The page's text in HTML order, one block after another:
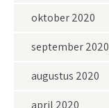
oktober 2020
september 2020
augustus 2020
april 2020